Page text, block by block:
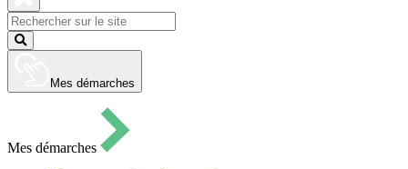
ouvrir
le
formulaire
Fermer
la
recherche
Lancer
la
Mes démarches
Mes démarches